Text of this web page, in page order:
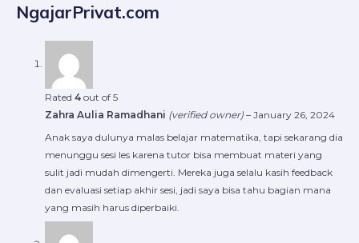
NgajarPrivat.com
Rated 4 out of 5
Zahra Aulia Ramadhani (verified owner) – January 26, 2024
Anak saya dulunya malas belajar matematika, tapi sekarang dia
menunggu sesi les karena tutor bisa membuat materi yang
sulit jadi mudah dimengerti. Mereka juga selalu kasih feedback
dan evaluasi setiap akhir sesi, jadi saya bisa tahu bagian mana
yang masih harus diperbaiki.